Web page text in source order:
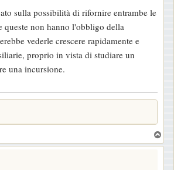
sulla possibilità di rifornire entrambe le
queste non hanno l'obbligo della
vederle crescere rapidamente e
proprio in vista di studiare un
una incursione.
o